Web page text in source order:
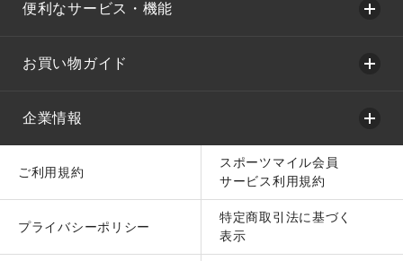
便利なサービス・機能
お買い物ガイド
企業情報
ご利用規約
スポーツマイル会員
サービス利用規約
プライバシーポリシー
特定商取引法に基づく
表示